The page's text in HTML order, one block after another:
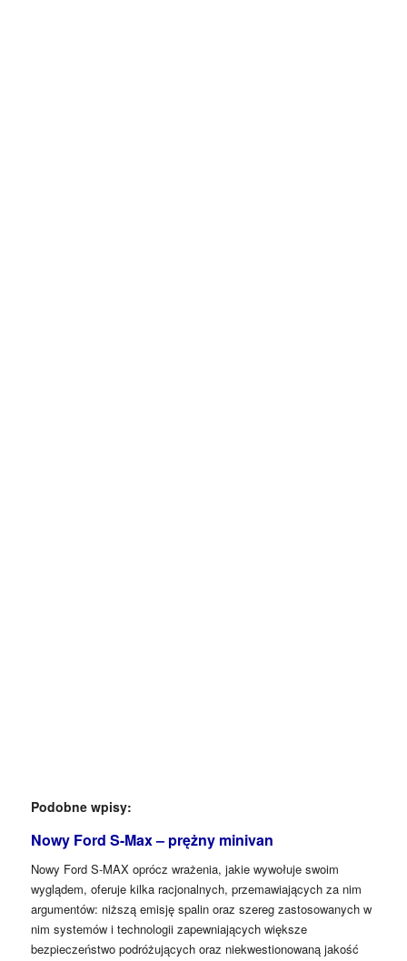
Podobne wpisy:
Nowy Ford S-Max – prężny minivan
Nowy Ford S-MAX oprócz wrażenia, jakie wywołuje swoim
wyglądem, oferuje kilka racjonalnych, przemawiających za nim
argumentów: niższą emisję spalin oraz szereg zastosowanych w
nim systemów i technologii zapewniających większe
bezpieczeństwo podróżujących oraz niekwestionowaną jakość